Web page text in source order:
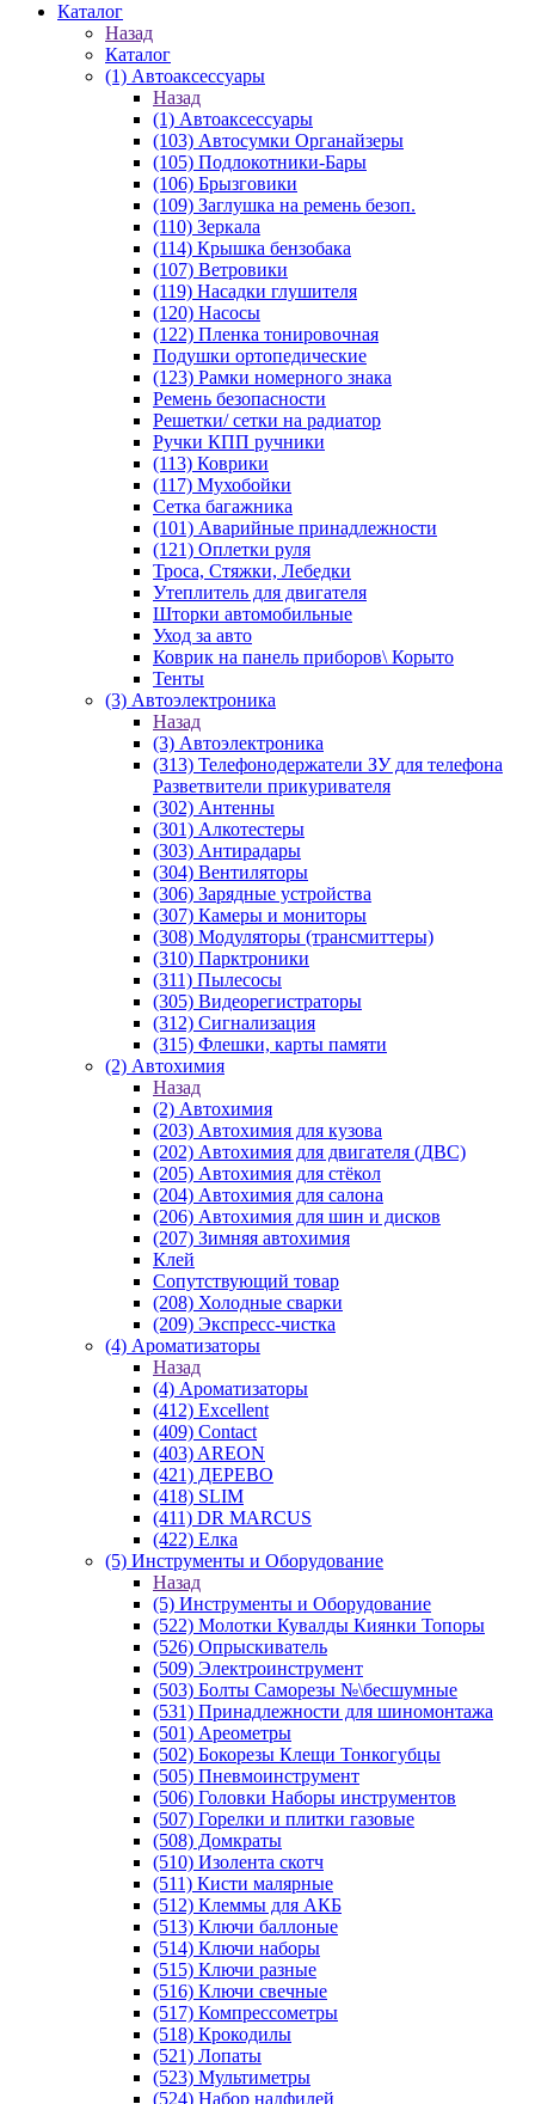
Каталог
Назад
Каталог
(1) Автоаксессуары
Назад
(1) Автоаксессуары
(103) Автосумки Органайзеры
(105) Подлокотники-Бары
(106) Брызговики
(109) Заглушка на ремень безоп.
(110) Зеркала
(114) Крышка бензобака
(107) Ветровики
(119) Насадки глушителя
(120) Насосы
(122) Пленка тонировочная
Подушки ортопедические
(123) Рамки номерного знака
Ремень безопасности
Решетки/ сетки на радиатор
Ручки КПП ручники
(113) Коврики
(117) Мухобойки
Сетка багажника
(101) Аварийные принадлежности
(121) Оплетки руля
Троса, Стяжки, Лебедки
Утеплитель для двигателя
Шторки автомобильные
Уход за авто
Коврик на панель приборов\ Корыто
Тенты
(3) Автоэлектроника
Назад
(3) Автоэлектроника
(313) Телефонодержатели ЗУ для телефона
Разветвители прикуривателя
(302) Антенны
(301) Алкотестеры
(303) Антирадары
(304) Вентиляторы
(306) Зарядные устройства
(307) Камеры и мониторы
(308) Модуляторы (трансмиттеры)
(310) Парктроники
(311) Пылесосы
(305) Видеорегистраторы
(312) Сигнализация
(315) Флешки, карты памяти
(2) Автохимия
Назад
(2) Автохимия
(203) Автохимия для кузова
(202) Автохимия для двигателя (ДВС)
(205) Автохимия для стёкол
(204) Автохимия для салона
(206) Автохимия для шин и дисков
(207) Зимняя автохимия
Клей
Сопутствующий товар
(208) Холодные сварки
(209) Экспреcс-чистка
(4) Ароматизаторы
Назад
(4) Ароматизаторы
(412) Excellent
(409) Contact
(403) AREON
(421) ДЕРЕВО
(418) SLIM
(411) DR MARCUS
(422) Елка
(5) Инструменты и Оборудование
Назад
(5) Инструменты и Оборудование
(522) Молотки Кувалды Киянки Топоры
(526) Опрыскиватель
(509) Электроинструмент
(503) Болты Саморезы №\бесшумные
(531) Принадлежности для шиномонтажа
(501) Ареометры
(502) Бокорезы Клещи Тонкогубцы
(505) Пневмоинструмент
(506) Головки Наборы инструментов
(507) Горелки и плитки газовые
(508) Домкраты
(510) Изолента скотч
(511) Кисти малярные
(512) Клеммы для АКБ
(513) Ключи баллоные
(514) Ключи наборы
(515) Ключи разные
(516) Ключи свечные
(517) Компрессометры
(518) Крокодилы
(521) Лопаты
(523) Мультиметры
(524) Набор надфилей